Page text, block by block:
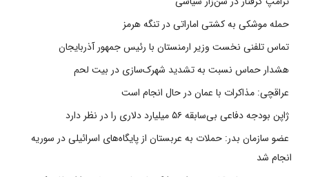
حمله موشکی به کشتی اماراتی در تنگه هرمز
تماس تلفنی نخست وزیر ارمنستان با رئیس جمهور آذربایجان
هشدار حماس نسبت به تشدید شهرک‌سازی در بیت‌ لحم
عراقچی: مذاکرات با عمان در حال انجام است
ژاپن بودجه دفاعی بی‌سابقه ۵۶ میلیارد دلاری را در نظر دارد
عضو سازمان بدر: حملات به عربستان از پایگاه‌های اسرائیلی در سوریه
انجام شد